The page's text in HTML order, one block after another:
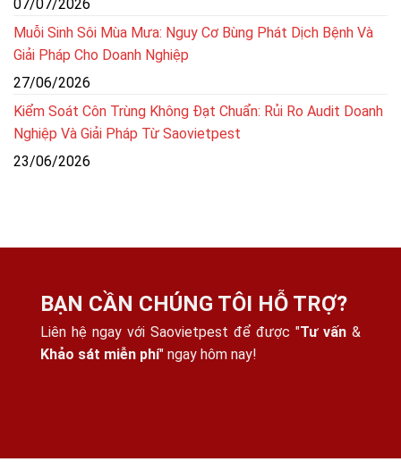
07/07/2026
Muỗi Sinh Sôi Mùa Mưa: Nguy Cơ Bùng Phát Dịch Bệnh Và
Giải Pháp Cho Doanh Nghiệp
27/06/2026
Kiểm Soát Côn Trùng Không Đạt Chuẩn: Rủi Ro Audit Doanh
Nghiệp Và Giải Pháp Từ Saovietpest
23/06/2026
BẠN CẦN CHÚNG TÔI HỖ TRỢ?
Liên hệ ngay với Saovietpest để được "Tư vấn &
Khảo sát miễn phí" ngay hôm nay!